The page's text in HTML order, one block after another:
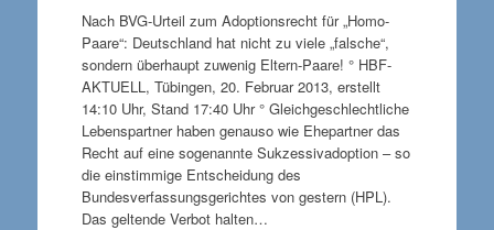
Nach BVG-Urteil zum Adoptionsrecht für „Homo-
Paare“: Deutschland hat nicht zu viele „falsche“,
sondern überhaupt zuwenig Eltern-Paare! ° HBF-
AKTUELL, Tübingen, 20. Februar 2013, erstellt
14:10 Uhr, Stand 17:40 Uhr ° Gleichgeschlechtliche
Lebenspartner haben genauso wie Ehepartner das
Recht auf eine sogenannte Sukzessivadoption – so
die einstimmige Entscheidung des
Bundesverfassungsgerichtes von gestern (HPL).
Das geltende Verbot halten…